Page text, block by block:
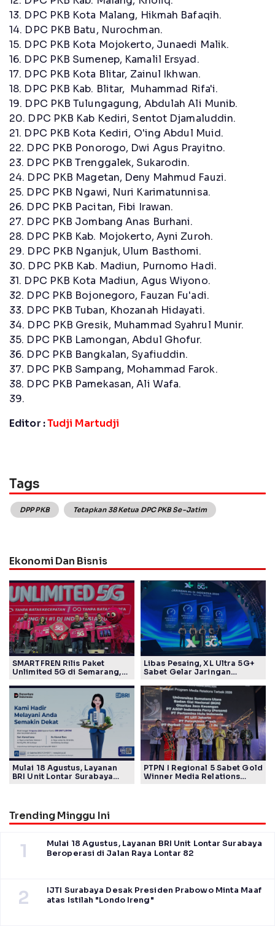
13. DPC PKB Kota Malang, Hikmah Bafaqih.
14. DPC PKB Batu, Nurochman.
15. DPC PKB Kota Mojokerto, Junaedi Malik.
16. DPC PKB Sumenep, Kamalil Ersyad.
17. DPC PKB Kota Blitar, Zainul Ikhwan.
18. DPC PKB Kab. Blitar, Muhammad Rifa'i.
19. DPC PKB Tulungagung, Abdulah Ali Munib.
20. DPC PKB Kab Kediri, Sentot Djamaluddin.
21. DPC PKB Kota Kediri, O'ing Abdul Muid.
22. DPC PKB Ponorogo, Dwi Agus Prayitno.
23. DPC PKB Trenggalek, Sukarodin.
24. DPC PKB Magetan, Deny Mahmud Fauzi.
25. DPC PKB Ngawi, Nuri Karimatunnisa.
26. DPC PKB Pacitan, Fibi Irawan.
27. DPC PKB Jombang Anas Burhani.
28. DPC PKB Kab. Mojokerto, Ayni Zuroh.
29. DPC PKB Nganjuk, Ulum Basthomi.
30. DPC PKB Kab. Madiun, Purnomo Hadi.
31. DPC PKB Kota Madiun, Agus Wiyono.
32. DPC PKB Bojonegoro, Fauzan Fu'adi.
33. DPC PKB Tuban, Khozanah Hidayati.
34. DPC PKB Gresik, Muhammad Syahrul Munir.
35. DPC PKB Lamongan, Abdul Ghofur.
36. DPC PKB Bangkalan, Syafiuddin.
37. DPC PKB Sampang, Mohammad Farok.
38. DPC PKB Pamekasan, Ali Wafa.
39.
Editor :Tudji Martudji
Tags
DPP PKB Tetapkan 38 Ketua DPC PKB Se-Jatim
Ekonomi Dan Bisnis
SMARTFREN Rilis Paket
Unlimited 5G di Semarang,
Libas Pesaing, XL Ultra 5G+
Sabet Gelar Jaringan
Mulai 18 Agustus, Layanan
BRI Unit Lontar Surabaya
PTPN I Regional 5 Sabet Gold
Winner Media Relations
Trending Minggu Ini
1
Mulai 18 Agustus, Layanan BRI Unit Lontar Surabaya
Beroperasi di Jalan Raya Lontar 82
2
IJTI Surabaya Desak Presiden Prabowo Minta Maaf
atas Istilah "Londo Ireng"